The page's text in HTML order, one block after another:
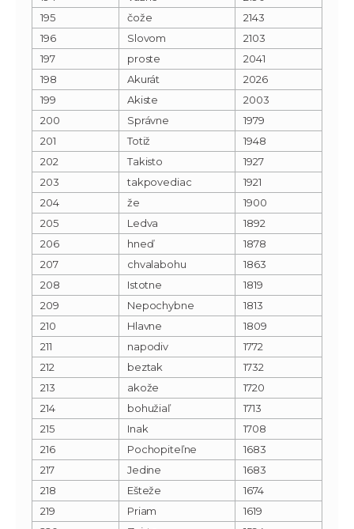
195
čože
2143
196
Slovom
2103
197
proste
2041
198
Akurát
2026
199
Akiste
2003
200
Správne
1979
201
Totiž
1948
202
Takisto
1927
203
takpovediac
1921
204
že
1900
205
Ledva
1892
206
hneď
1878
207
chvalabohu
1863
208
Istotne
1819
209
Nepochybne
1813
210
Hlavne
1809
211
napodiv
1772
212
beztak
1732
213
akože
1720
214
bohužiaľ
1713
215
Inak
1708
216
Pochopiteľne
1683
217
Jedine
1683
218
Ešteže
1674
219
Priam
1619